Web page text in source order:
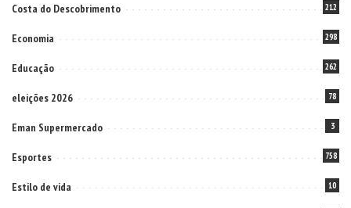
Costa do Descobrimento 212
Economia 298
Educação 262
eleições 2026 78
Eman Supermercado 3
Esportes 758
Estilo de vida 10